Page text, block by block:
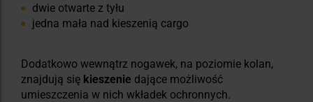
dwie otwarte z tyłu
jedna mała nad kieszenią cargo
Dodatkowo wewnątrz nogawek, na poziomie kolan,
znajdują się kieszenie dające możliwość
umieszczenia w nich wkładek ochronnych.